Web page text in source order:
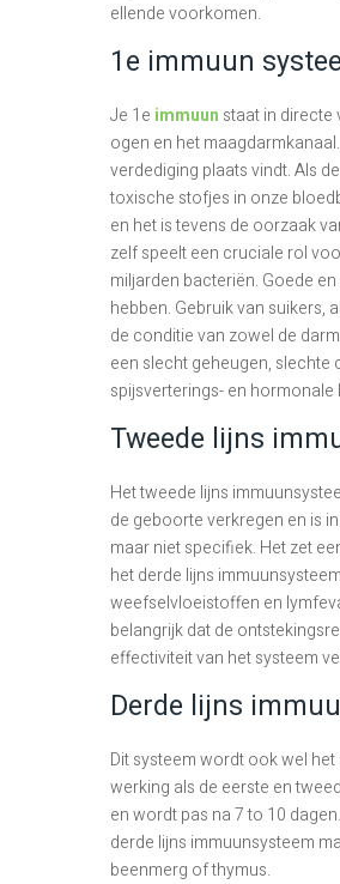
ellende voorkomen.
1e immuun
Je 1e immuun staat in directe
ogen en het
verdediging plaats vindt. Als
toxische stofjes in onze
en het is tevens de oorzaak
zelf speelt een cruciale rol
miljarden bacteriën. Goede
hebben. Gebruik van suikers,
de conditie van zowel de
een slecht geheugen,
spijsverterings- en
Tweede lijns
Het tweede lijns
de geboorte verkregen en is
maar niet specifiek. Het zet
het derde lijns
weefselvloeistoffen en
belangrijk dat de
effectiviteit van het systeem
Derde lijns
Dit systeem wordt ook wel
werking als de eerste en
en wordt pas na 7 to 10
derde lijns immuunsysteem
beenmerg of thymus.